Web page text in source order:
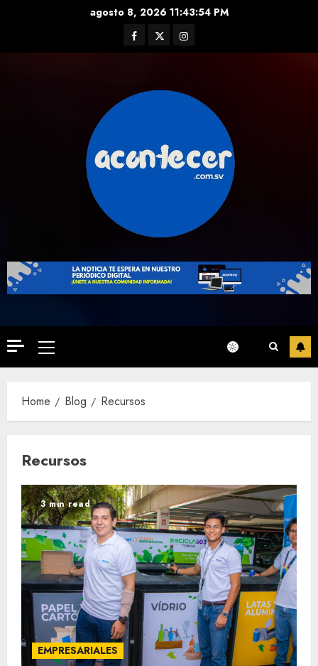
agosto 8, 2026 11:43:54 PM
Facebook
TwitterInstagram
Primary
Menu
Home Blog Recursos
Recursos
3 min read
EMPRESARIALES